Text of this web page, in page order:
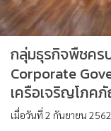
กลุ่มธุรกิจพืชคร
Corporate
เครือเจริญโภค
เมื่อวันที่ 2 กันยายน